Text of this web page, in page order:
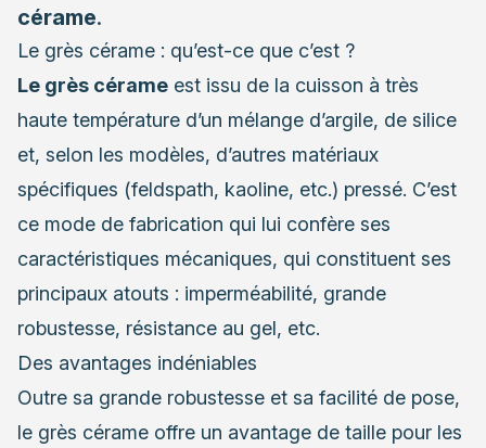
cérame.
Le grès cérame : qu’est-ce que c’est ?
Le grès cérame est issu de la cuisson à très
haute température d’un mélange d’argile, de silice
et, selon les modèles, d’autres matériaux
spécifiques (feldspath, kaoline, etc.) pressé. C’est
ce mode de fabrication qui lui confère ses
caractéristiques mécaniques, qui constituent ses
principaux atouts : imperméabilité, grande
robustesse, résistance au gel, etc.
Des avantages indéniables
Outre sa grande robustesse et sa facilité de pose,
le grès cérame offre un avantage de taille pour les